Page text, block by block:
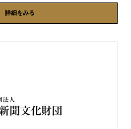
詳細をみる